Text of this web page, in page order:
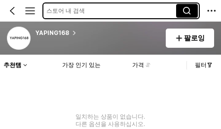
스토어 내 검색
YAPING168
팔로잉
추천템 가장 인기 있는 가격 필터
일치하는 상품이 없습니다.
다른 옵션을 사용하십시오.